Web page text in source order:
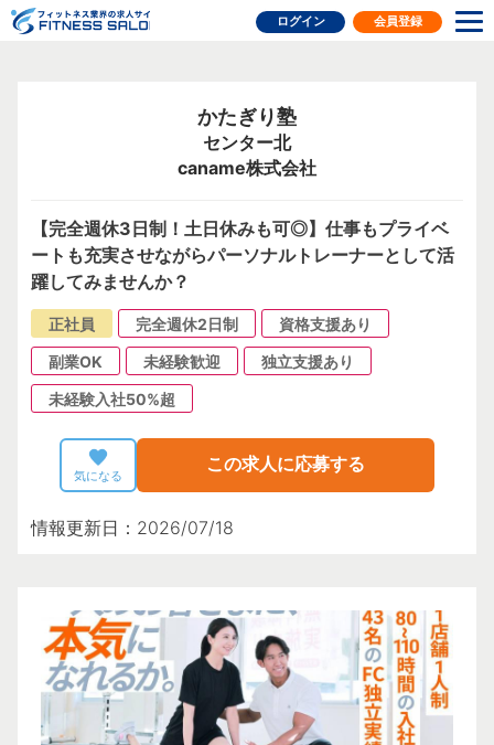
フィットネス業界の求人
ログイン 会員登録
かたぎり塾
センター北
caname株式会社
【完全週休3日制！土日休みも可◎】仕事もプライベ
ートも充実させながらパーソナルトレーナーとして活
躍してみませんか？
正社員 完全週休2日制
資格支援あり
副業OK
未経験歓迎
独立支援あり
未経験入社50%超
気になる
この求人に応募する
情報更新日：2026/07/18